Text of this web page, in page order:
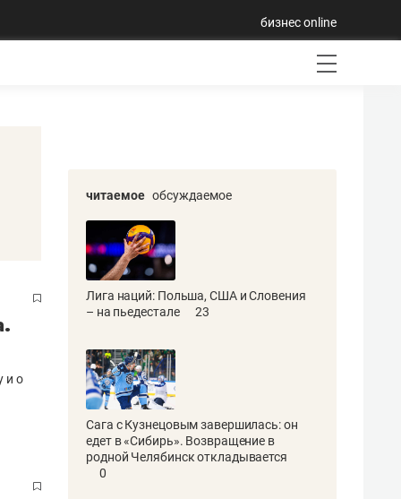
бизнес online
и о
читаемое обсуждаемое
Лига наций: Польша, США и Словения
– на пьедестале
23
Сага с Кузнецовым завершилась: он
едет в «Сибирь». Возвращение в
родной Челябинск откладывается
0